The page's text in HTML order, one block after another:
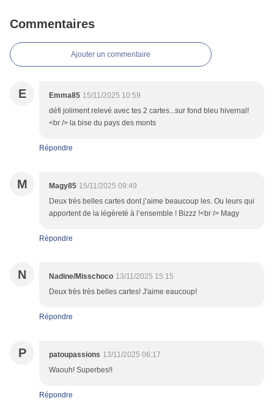
Commentaires
Ajouter un commentaire
E Emma85 15/11/2025 10:59
défi joliment relevé avec tes 2 cartes...sur fond bleu hivernal!
<br /> la bise du pays des monts
Répondre
M Magy85 15/11/2025 09:49
Deux très belles cartes dont j’aime beaucoup les. Ou leurs qui
apportent de la légèreté à l’ensemble ! Bizzz !<br /> Magy
Répondre
N Nadine/Misschoco 13/11/2025 15:15
Deux très très belles cartes! J'aime eaucoup!
Répondre
P patoupassions 13/11/2025 06:17
Waouh! Superbes!!
Répondre